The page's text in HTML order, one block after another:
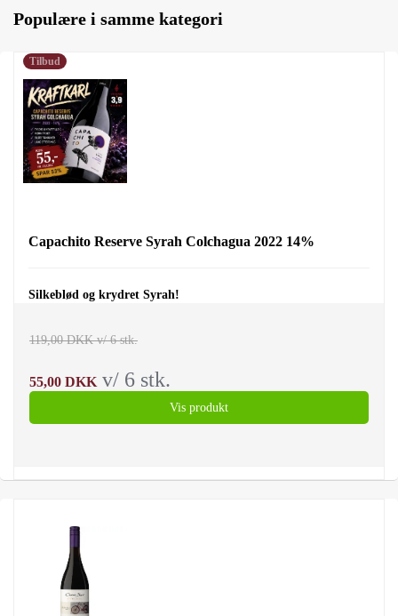
Populære i samme kategori
Tilbud
Capachito Reserve Syrah Colchagua 2022 14%
Silkeblød og krydret Syrah!
119,00 DKK v/ 6 stk.
55,00 DKK v/ 6 stk.
Vis produkt